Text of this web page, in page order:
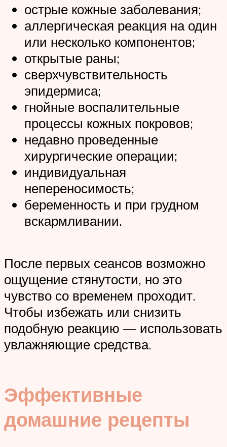
острые кожные заболевания;
аллергическая реакция на один
или несколько компонентов;
открытые раны;
сверхчувствительность
эпидермиса;
гнойные воспалительные
процессы кожных покровов;
недавно проведенные
хирургические операции;
индивидуальная
непереносимость;
беременность и при грудном
вскармливании.
После первых сеансов возможно
ощущение стянутости, но это
чувство со временем проходит.
Чтобы избежать или снизить
подобную реакцию — использовать
увлажняющие средства.
Эффективные
домашние рецепты